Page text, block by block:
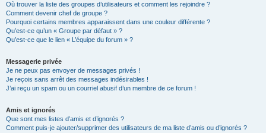
Où trouver la liste des groupes d’utilisateurs et comment les rejoindre ?
Comment devenir chef de groupe ?
Pourquoi certains membres apparaissent dans une couleur différente ?
Qu’est-ce qu’un « Groupe par défaut » ?
Qu’est-ce que le lien « L’équipe du forum » ?
Messagerie privée
Je ne peux pas envoyer de messages privés !
Je reçois sans arrêt des messages indésirables !
J’ai reçu un spam ou un courriel abusif d’un membre de ce forum !
Amis et ignorés
Que sont mes listes d’amis et d’ignorés ?
Comment puis-je ajouter/supprimer des utilisateurs de ma liste d’amis ou d’ignorés ?